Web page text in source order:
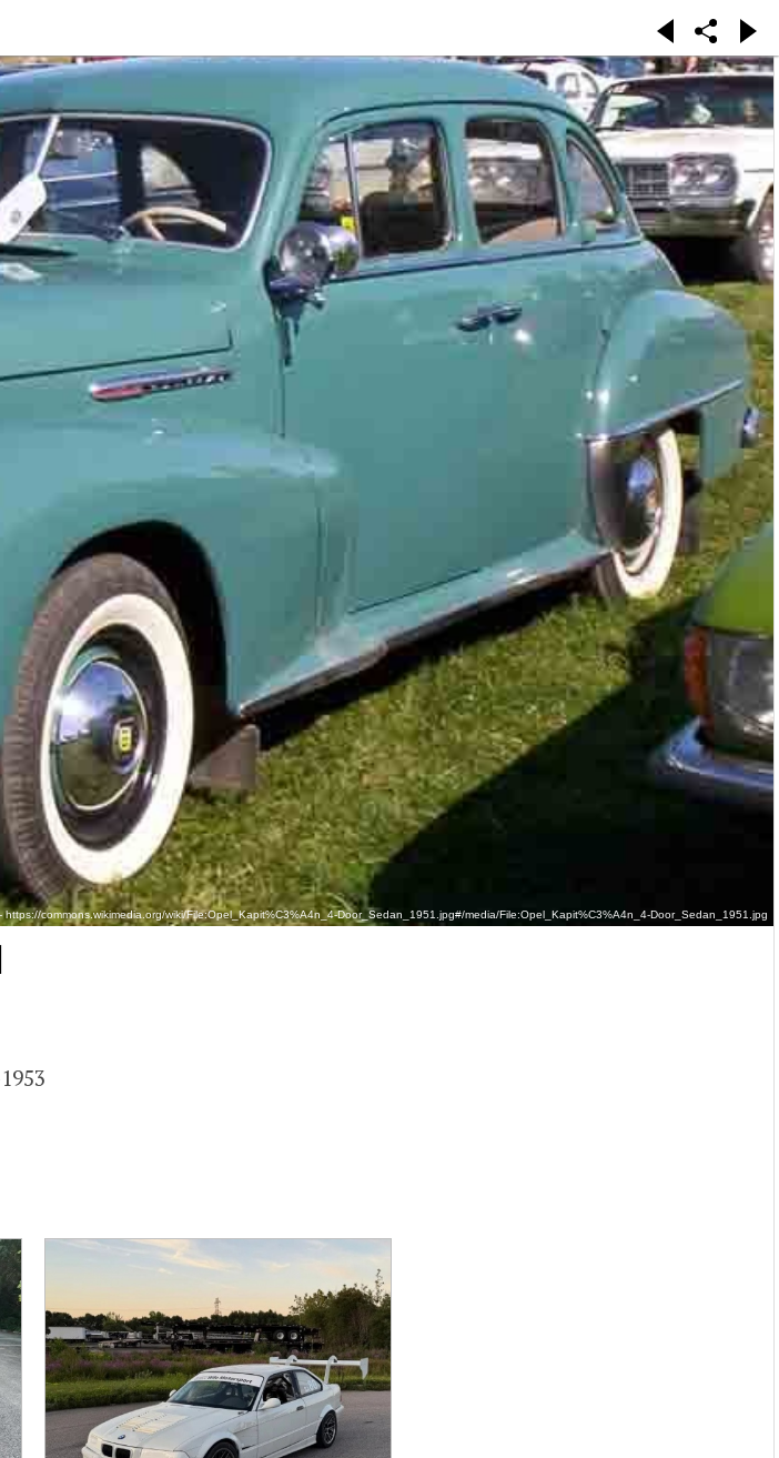
commons.wikimedia.org/wiki/File:Opel_Kapit%C3%A4n_4-Door_Sedan_1951.jpg#/media/File:Opel_Kapit%C3%A4n_4-Door_Sedan_1951.jpg